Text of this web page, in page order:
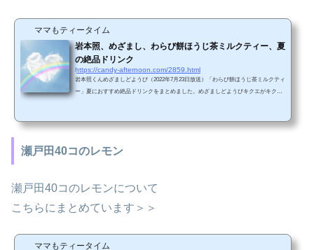
ママもティータイム
岩本照、めざまし、わらび餅ほうじ茶ミルクティー、夏
の絶品ドリンク
https://candy-afternoon.com/2859.html
岩本照くんめざましどようび（2022年7月23日放送）「わらび餅ほうじ茶ミルクティ
ー」夏におすすめ絶品ドリンクをまとめました。めざましどようびキクエがキクヨ
で、夏にオススメの絶品ドリンクを堪能しちゃいます💪7時17分頃に放送予定📺#め
_mezamashi) July 22, 20...
瀬戸田40コのレモン
瀬戸田40コのレモンについて
こちらにまとめています＞＞
ママもティータイム